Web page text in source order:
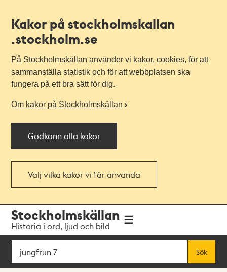
Kakor på stockholmskallan
.stockholm.se
På Stockholmskällan använder vi kakor, cookies, för att
sammanställa statistik och för att webbplatsen ska
fungera på ett bra sätt för dig.
Om kakor på Stockholmskällan
Godkänn alla kakor
Välj vilka kakor vi får använda
navigationen
huvudinnehållet
Stockholmskällan
Historia i ord, ljud och bild
Sök
Sök